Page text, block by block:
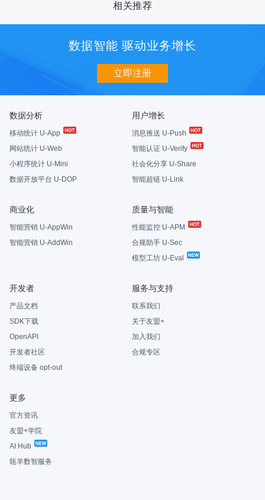
相关推荐
数据智能 驱动业务增长
立即注册
数据分析
移动统计 U-App
网站统计 U-Web
小程序统计 U-Mini
数据开放平台 U-DOP
用户增长
消息推送 U-Push
智能认证 U-Verify
社会化分享 U-Share
智能超链 U-Link
商业化
智能营销 U-AppWin
智能营销 U-AddWin
质量与智能
性能监控 U-APM
合规助手 U-Sec
模型工坊 U-Eval
开发者
产品文档
SDK下载
OpenAPI
开发者社区
终端设备 opt-out
服务与支持
联系我们
关于友盟+
加入我们
合规专区
更多
官方资讯
友盟+学院
AI Hub
瓴羊数智服务